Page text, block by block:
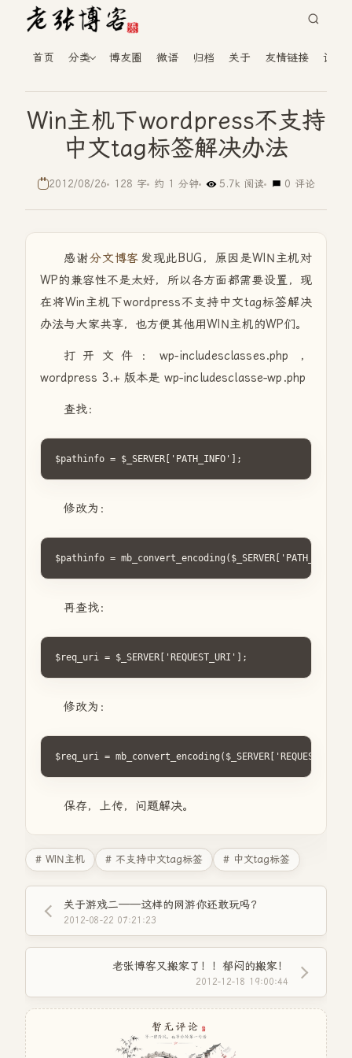
首页 分类 博友圈 微语 归档 关于 友情链接 读者
Win主机下wordpress不支持
中文tag标签解决办法
2012/08/26 128 字 约 1 分钟 5.7k 阅读 0 评论
感谢分文博客 发现此BUG，原因是WIN主机对
WP的兼容性不是太好，所以各方面都需要设置，现
在将Win主机下wordpress不支持中文tag标签解决
办法与大家共享，也方便其他用WIN主机的WP们。
打开文件：wp-includesclasses.php ，
wordpress 3.+ 版本是 wp-includesclasse-wp.php
查找：
$pathinfo = $_SERVER['PATH_INFO'];
修改为：
$pathinfo =
再查找：
$req_uri = $_SERVER['REQUEST_URI'];
修改为：
$req_uri =
保存，上传，问题解决。
# WIN主机 # 不支持中文tag标签 # 中文tag标签
关于游戏二——这样的网游你还敢玩吗？
2012-08-22 07:21:23
老张博客又搬家了！！郁闷的搬家！
2012-12-18 19:00:44